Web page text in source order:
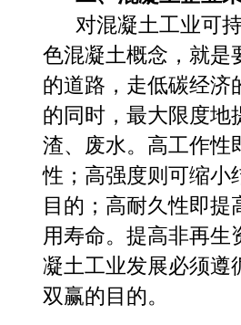
对混凝土工业可持
色混凝土概念，就是
的道路，走低碳经济
的同时，最大限度地
渣、废水。高工作性
性；高强度则可缩小
目的；高耐久性即
用寿命。提高非再生
凝土工业发展必须遵
双赢的目的。